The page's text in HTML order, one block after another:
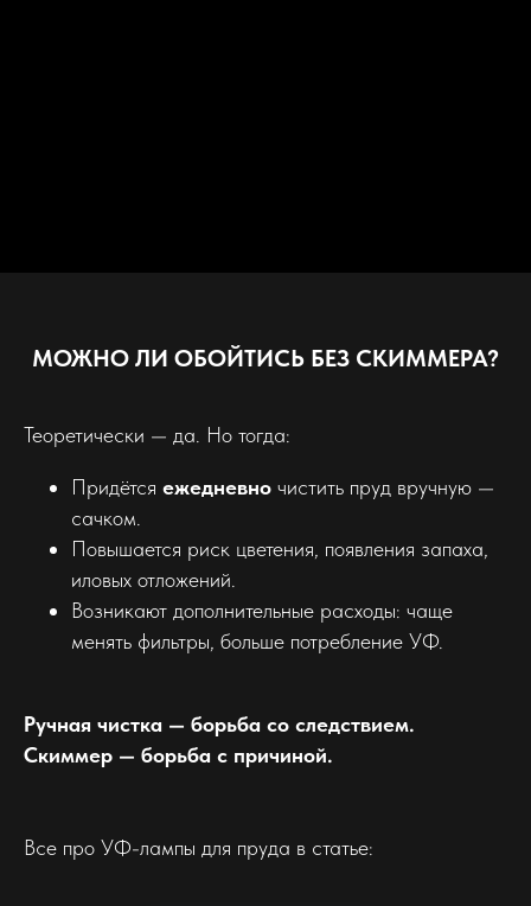
МОЖНО ЛИ ОБОЙТИСЬ БЕЗ СКИММЕРА?
Теоретически — да. Но тогда:
Придётся ежедневно чистить пруд вручную —
сачком.
Повышается риск цветения, появления запаха,
иловых отложений.
Возникают дополнительные расходы: чаще
менять фильтры, больше потребление УФ.
Ручная чистка — борьба со следствием.
Скиммер — борьба с причиной.
Все про УФ-лампы для пруда в статье: